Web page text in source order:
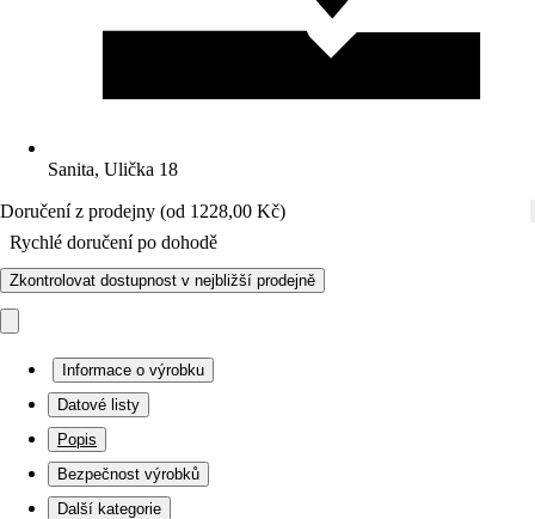
Sanita, Ulička 18
Doručení z prodejny (od 1228,00 Kč)
Rychlé doručení po dohodě
Zkontrolovat dostupnost v nejbližší prodejně
Informace o výrobku
Datové listy
Popis
Bezpečnost výrobků
Další kategorie